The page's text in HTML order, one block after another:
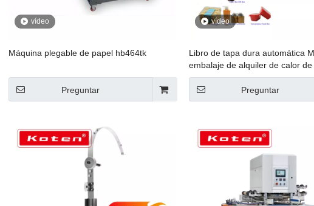
vídeo
Máquina plegable de papel hb464tk
Preguntar
vídeo
Libro de tapa dura automática
embalaje de alquiler de calor de
fáciles con máquina de sellado
Preguntar